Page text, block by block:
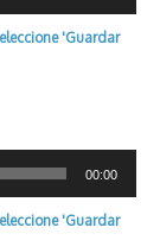
s
'Guardar
00:00
'Guardar